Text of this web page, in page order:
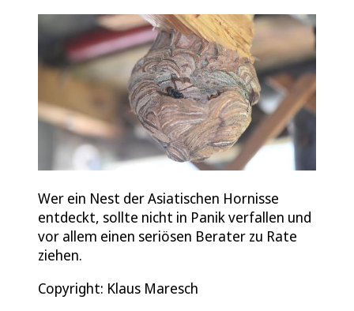
Wer ein Nest der Asiatischen Hornisse
entdeckt, sollte nicht in Panik verfallen und
vor allem einen seriösen Berater zu Rate
ziehen.
Copyright: Klaus Maresch